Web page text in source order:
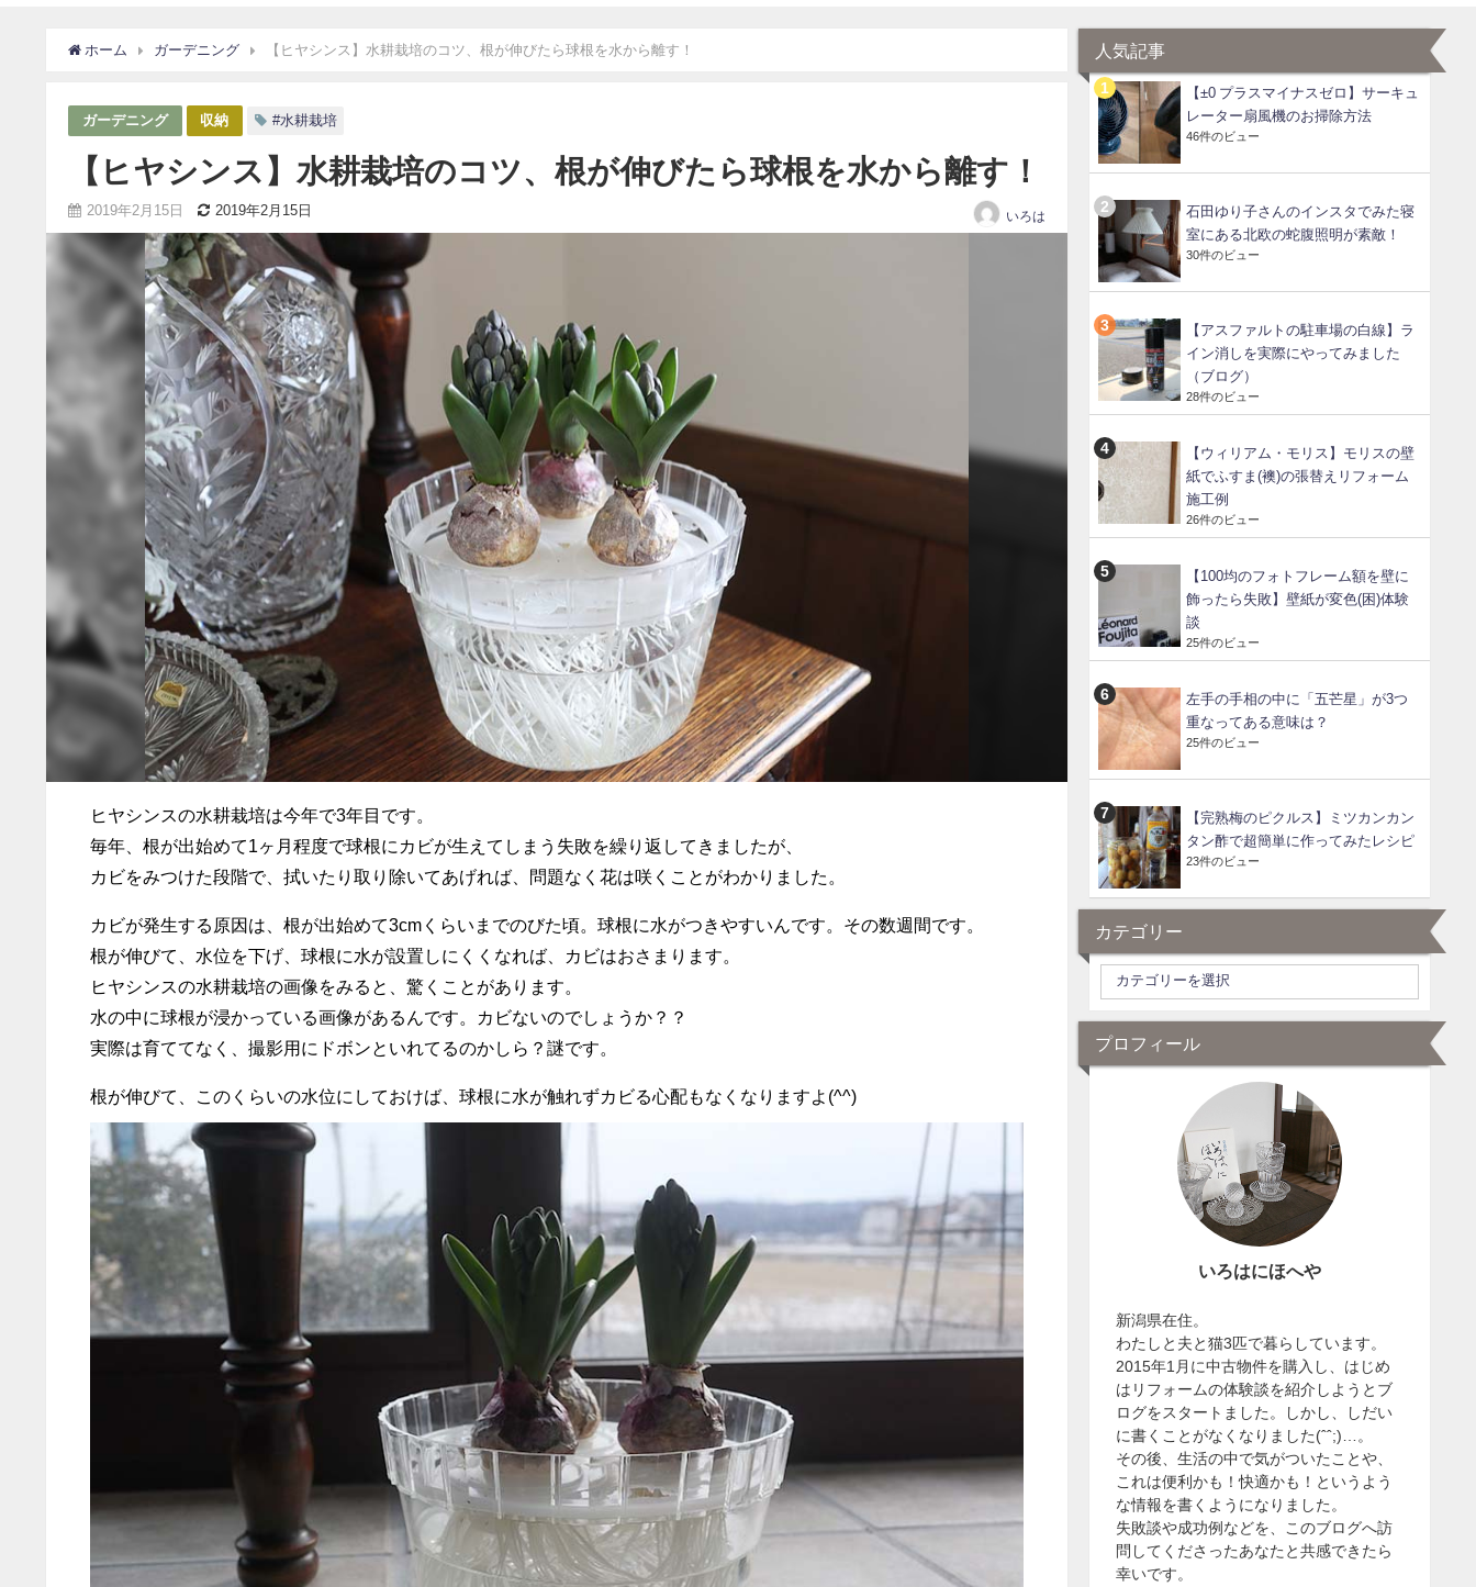
ホーム ガーデニング 【ヒヤシンス】水耕栽培のコツ、根が伸びたら球根を水から離す！
ガーデニング 収納 #水耕栽培
【ヒヤシンス】水耕栽培のコツ、根が伸びたら球根を水から離す！
2019年2月15日 2019年2月15日 いろは
ヒヤシンスの水耕栽培は今年で3年目です。
毎年、根が出始めて1ヶ月程度で球根にカビが生えてしまう失敗を繰り返してきましたが、
カビをみつけた段階で、拭いたり取り除いてあげれば、問題なく花は咲くことがわかりました。
カビが発生する原因は、根が出始めて3cmくらいまでのびた頃。球根に水がつきやすいんです。その数週間です。
根が伸びて、水位を下げ、球根に水が設置しにくくなれば、カビはおさまります。
ヒヤシンスの水耕栽培の画像をみると、驚くことがあります。
水の中に球根が浸かっている画像があるんです。カビないのでしょうか？？
実際は育ててなく、撮影用にドボンといれてるのかしら？謎です。
根が伸びて、このくらいの水位にしておけば、球根に水が触れずカビる心配もなくなりますよ(^^)
人気記事
【±0 プラスマイナスゼロ】サーキュ
レーター扇風機のお掃除方法
46件のビュー
石田ゆり子さんのインスタでみた寝
室にある北欧の蛇腹照明が素敵！
30件のビュー
【アスファルトの駐車場の白線】ラ
イン消しを実際にやってみました
（ブログ）
28件のビュー
【ウィリアム・モリス】モリスの壁
紙でふすま(襖)の張替えリフォーム
施工例
26件のビュー
【100均のフォトフレーム額を壁に
飾ったら失敗】壁紙が変色(困)体験
談
25件のビュー
左手の手相の中に「五芒星」が3つ
重なってある意味は？
25件のビュー
【完熟梅のピクルス】ミツカンカン
タン酢で超簡単に作ってみたレシピ
23件のビュー
カテゴリー
プロフィール
いろはにほへや
新潟県在住。
わたしと夫と猫3匹で暮らしています。
2015年1月に中古物件を購入し、はじめ
はリフォームの体験談を紹介しようとブ
ログをスタートました。しかし、しだい
に書くことがなくなりました(ˆˆ;)…。
その後、生活の中で気がついたことや、
これは便利かも！快適かも！というよう
な情報を書くようになりました。
失敗談や成功例などを、このブログへ訪
問してくださったあなたと共感できたら
幸いです。